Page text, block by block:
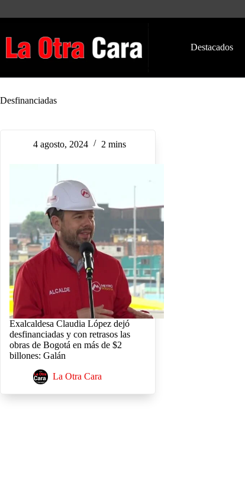
Destacados
Desfinanciadas
4 agosto, 2024 2 mins
Exalcaldesa Claudia López dejó
desfinanciadas y con retrasos las
obras de Bogotá en más de $2
billones: Galán
La Otra Cara